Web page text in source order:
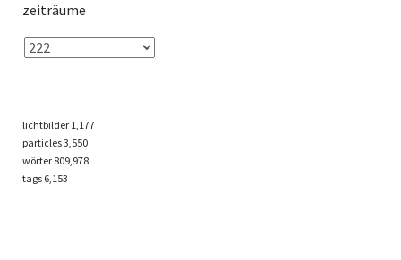
zeiträume
lichtbilder 1,177
particles3,550
wörter 809,978
tags 6,153